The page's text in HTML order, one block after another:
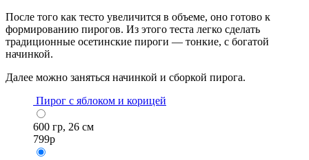
После того как тесто увеличится в объеме, оно готово к
формированию пирогов. Из этого теста легко сделать
традиционные осетинские пироги — тонкие, с богатой
начинкой.
Далее можно заняться начинкой и сборкой пирога.
Пирог с яблоком и корицей
600 гр, 26 см
799р